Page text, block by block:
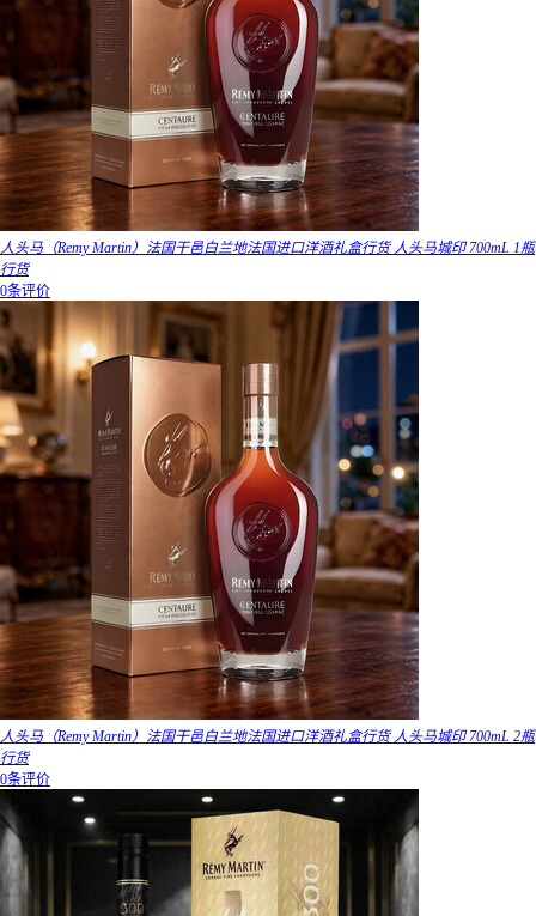
人头马（Remy Martin）法国干邑白兰地法国进口洋酒礼盒行货 人头马城印 700mL 1瓶
行货
0条评价
人头马（Remy Martin）法国干邑白兰地法国进口洋酒礼盒行货 人头马城印 700mL 2瓶
行货
0条评价